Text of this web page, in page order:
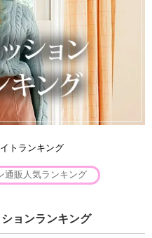
トランキング
通販人気ランキング
ョンランキング